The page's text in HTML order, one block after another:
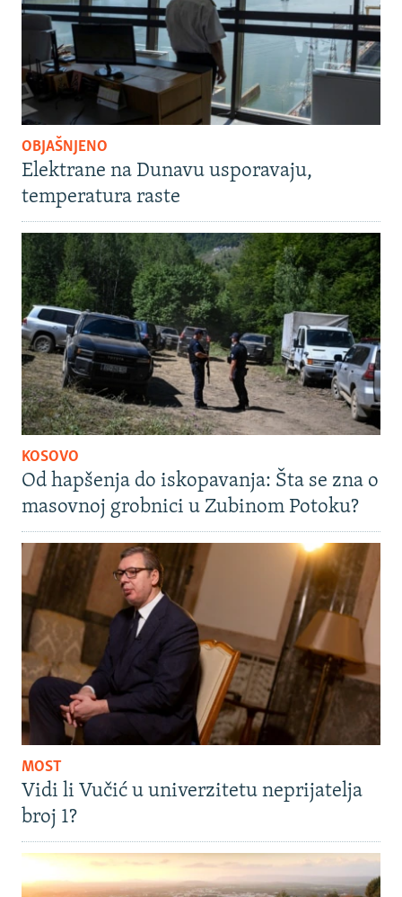
OBJAŠNJENO
Elektrane na Dunavu usporavaju,
temperatura raste
KOSOVO
Od hapšenja do iskopavanja: Šta se zna o
masovnoj grobnici u Zubinom Potoku?
MOST
Vidi li Vučić u univerzitetu neprijatelja
broj 1?